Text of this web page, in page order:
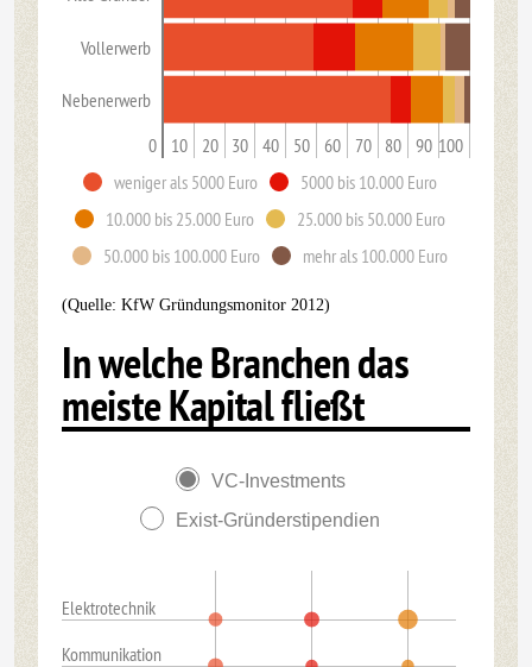
Vollerwerb
Nebenerwerb
0 10 20 30 40 50 60 70 80 90 100
weniger als 5000 Euro
5000 bis 10.000 Euro
10.000 bis 25.000 Euro
25.000 bis 50.000 Euro
50.000 bis 100.000 Euro
mehr als 100.000 Euro
(Quelle: KfW Gründungsmonitor 2012)
In welche Branchen das
meiste Kapital fließt
VC-Investments
Exist-Gründerstipendien
Kommunikation
Elektrotechnik